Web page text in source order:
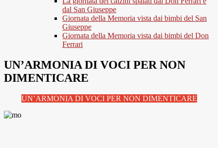
dal San Giuseppe
Giornata della Memoria vista dai bimbi del San
Giuseppe
Giornata della Memoria vista dai bimbi del Don
Ferrari
UN’ARMONIA DI VOCI PER NON
DIMENTICARE
UN’ARMONIA DI VOCI PER NON DIMENTICARE